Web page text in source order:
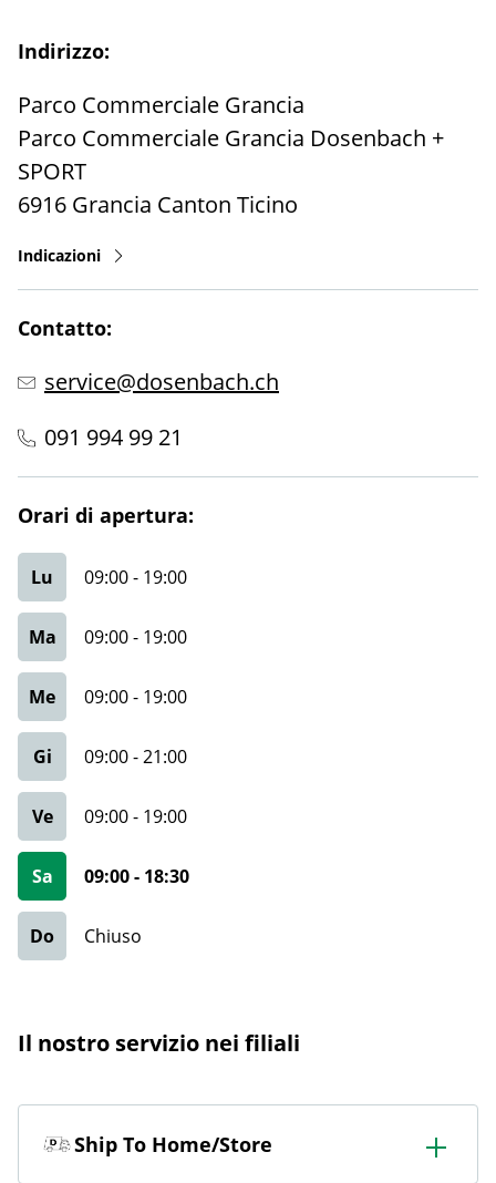
Indirizzo:
Parco Commerciale Grancia
Parco Commerciale Grancia Dosenbach +
SPORT
6916 Grancia Canton Ticino
Indicazioni
Contatto:
service@dosenbach.ch
091 994 99 21
Orari di apertura:
Lu 09:00- 19:00
Ma 09:00- 19:00
Me 09:00- 19:00
Gi 09:00-21:00
Ve 09:00- 19:00
Sa 09:00- 18:30
Do Chiuso
Il nostro servizio nei filiali
Ship To Home/Store